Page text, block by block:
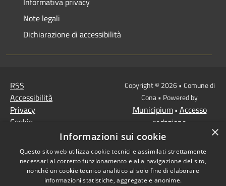
Note legali
Dichiarazione di accessibilità
RSS
Accessibilità
Privacy
Cookie
MISSIONE 2 Rivoluzione
verde e transizione
ecologica
Copyright © 2026 • Comune di
Cona • Powered by
Municipium• Accesso
redazione
×
Informazioni sui cookie
Questo sito web utilizza cookie tecnici e assimilati strettamente
necessari al corretto funzionamento e alla navigazione del sito,
nonché un cookie tecnico analitico al solo fine di elaborare
informazioni statistiche, aggregate e anonime.